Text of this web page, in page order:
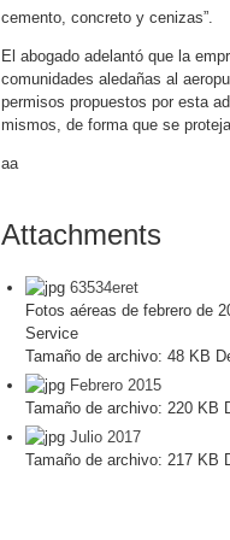
cemento, concreto y cenizas”.
El abogado adelantó que la
comunidades aledañas al
permisos propuestos por esta
mismos, de forma que se
aa
Attachments
63534eret
Fotos aéreas de febrero de
Service
Tamaño de archivo: 48 KB
Febrero 2015
Tamaño de archivo: 220 KB
Julio 2017
Tamaño de archivo: 217 KB